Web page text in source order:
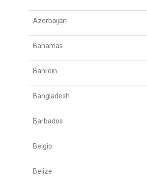
Azerbaijan
Bahamas
Bahrein
Bangladesh
Barbados
Belgio
Belize